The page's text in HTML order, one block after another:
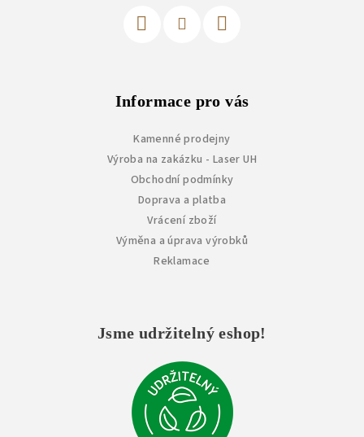
Informace pro vás
Kamenné prodejny
Výroba na zakázku - Laser UH
Obchodní podmínky
Doprava a platba
Vrácení zboží
Výměna a úprava výrobků
Reklamace
Jsme udržitelný eshop!